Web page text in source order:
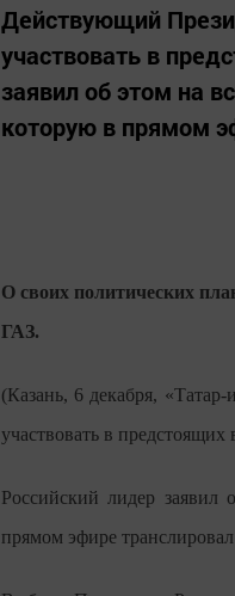
Действующий
участвовать в
заявил об этом на
которую в прямом
О своих политических
ГАЗ.
(Казань, 6 декабря,
участвовать в предстоящих
Российский лидер
прямом эфире